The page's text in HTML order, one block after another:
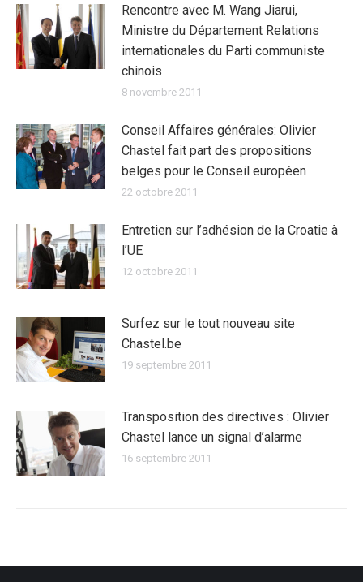
Rencontre avec M. Wang Jiarui,
Ministre du Département Relations
internationales du Parti communiste
chinois
8 novembre 2011
Conseil Affaires générales: Olivier
Chastel fait part des propositions
belges pour le Conseil européen
22 octobre 2011
Entretien sur l’adhésion de la Croatie à
l’UE
12 octobre 2011
Surfez sur le tout nouveau site
Chastel.be
19 septembre 2011
Transposition des directives : Olivier
Chastel lance un signal d’alarme
16 septembre 2011